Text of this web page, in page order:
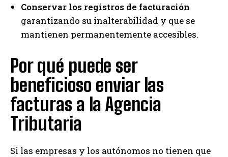
Conservar los registros de facturación
garantizando su inalterabilidad y que se
mantienen permanentemente accesibles.
Por qué puede ser
beneficioso enviar las
facturas a la Agencia
Tributaria
Si las empresas y los autónomos no tienen que